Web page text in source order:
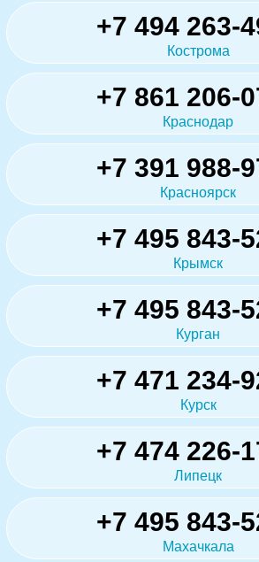
+7 494 263-
Кострома
+7 861 206-
Краснодар
+7 391 988-
Красноярск
+7 495 843-
Крымск
+7 495 843-
Курган
+7 471 234-
Курск
+7 474 226-
Липецк
+7 495 843-
Махачкала